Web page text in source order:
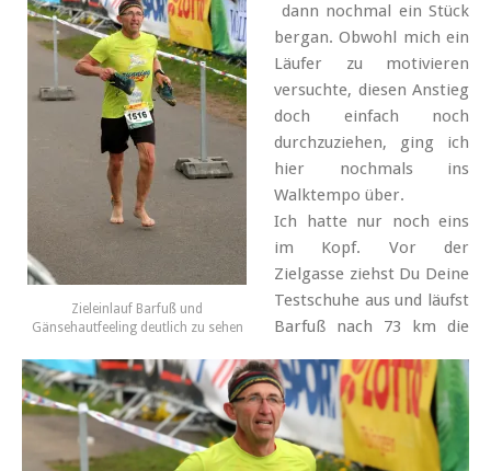
Zieleinlauf Barfuß und
Gänsehautfeeling deutlich zu sehen
dann nochmal ein Stück
bergan. Obwohl mich ein
Läufer zu motivieren
versuchte, diesen Anstieg
doch einfach noch
durchzuziehen, ging ich
hier nochmals ins
Walktempo über.
Ich hatte nur noch eins
im Kopf. Vor der
Zielgasse ziehst Du Deine
Testschuhe aus und läufst
Barfuß nach 73 km die